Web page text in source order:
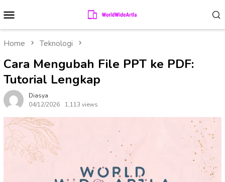
to
contentMenu
Home Teknologi
Cara Mengubah File PPT ke PDF:
Tutorial Lengkap
Diasya
04/12/2026
1,113 views